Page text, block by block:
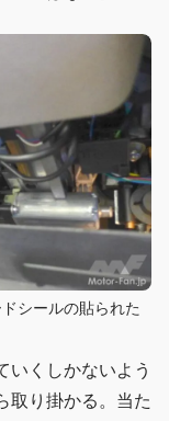
シールの貼られた
いくしかないよう
取り掛かる。当た